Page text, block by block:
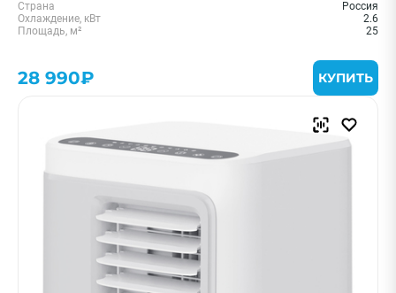
Страна
Россия
Охлаждение, кВт
2.6
Площадь, м²
25
28 990₽ КУПИТЬ